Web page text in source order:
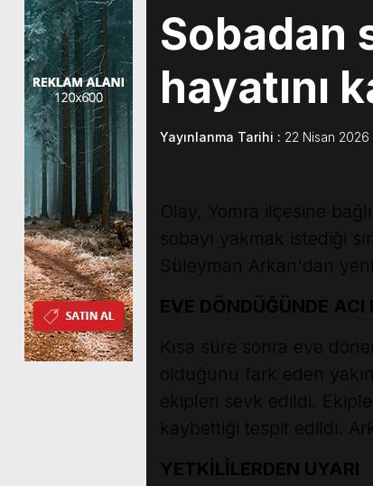
Sobadan
hayatını
Yayınlanma Tarihi : 22 Nisan 2026
Olay, Yomra ilçesine
sobayı yakmak istediği
Süleyman Arkan'dan
EVE DÖNDÜĞÜNDE
Kısa süre sonra eve
olduğunu fark eden
ekipleri sevk edildi.
kaybettiği tespit edildi.
YETKİLİLERDEN UYARI